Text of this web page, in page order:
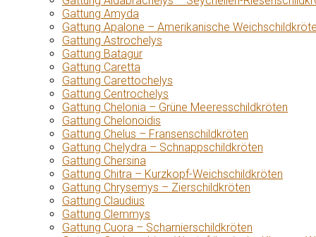
Gattung Amyda
Gattung Apalone – Amerikanische
Gattung Astrochelys
Gattung Batagur
Gattung Caretta
Gattung Carettochelys
Gattung Centrochelys
Gattung Chelonia – Grüne Meeresschildkröten
Gattung Chelonoidis
Gattung Chelus – Fransenschildkröten
Gattung Chelydra – Schnappschildkröten
Gattung Chersina
Gattung Chitra – Kurzkopf-Weichschildkröten
Gattung Chrysemys – Zierschildkröten
Gattung Claudius
Gattung Clemmys
Gattung Cuora – Scharnierschildkröten